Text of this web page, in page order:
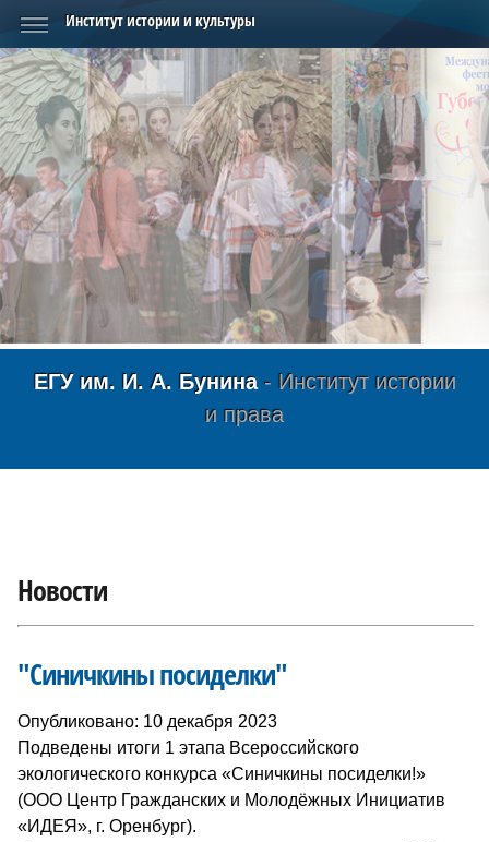
Фестиваль «Антоновские яблоки»
ЕГУ им. И. А. Бунина- Институт истории
и права
Новости
"Синичкины посиделки"
Опубликовано: 10 декабря 2023
Подведены итоги 1 этапа Всероссийского
экологического конкурса «Синичкины посиделки!»
(ООО Центр Гражданских и Молодёжных Инициатив
«ИДЕЯ», г. Оренбург).
Институт истории и культуры